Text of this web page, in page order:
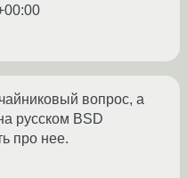
вопрос, а
русском BSD
про нее.